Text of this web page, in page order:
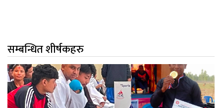
सम्बन्धित शीर्षकहरु